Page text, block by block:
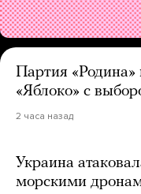
Партия «Родина»
«Яблоко» с
2 часа назад
Украина
морскими